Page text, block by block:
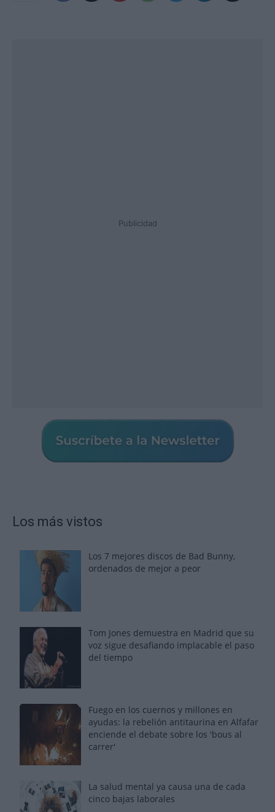
Publicidad
Los más vistos
Los 7 mejores discos de Bad Bunny,
ordenados de mejor a peor
Tom Jones demuestra en Madrid que su
voz sigue desafiando implacable el paso
del tiempo
Fuego en los cuernos y millones en
ayudas: la rebelión antitaurina en Alfafar
enciende el debate sobre los 'bous al
carrer'
La salud mental ya causa una de cada
cinco bajas laborales